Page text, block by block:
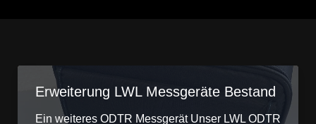
Erweiterung LWL Messgeräte Bestand
Ein weiteres ODTR Messgerät Unser LWL ODTR